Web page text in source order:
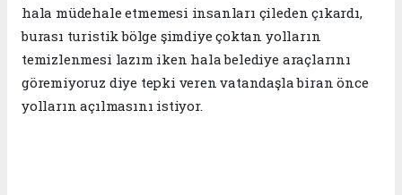
hala müdehale etmemesi insanları çileden çıkardı,
burası turistik bölge şimdiye çoktan yolların
temizlenmesi lazım iken hala belediye araçlarını
göremiyoruz diye tepki veren vatandaşla biran önce
yolların açılmasını istiyor.